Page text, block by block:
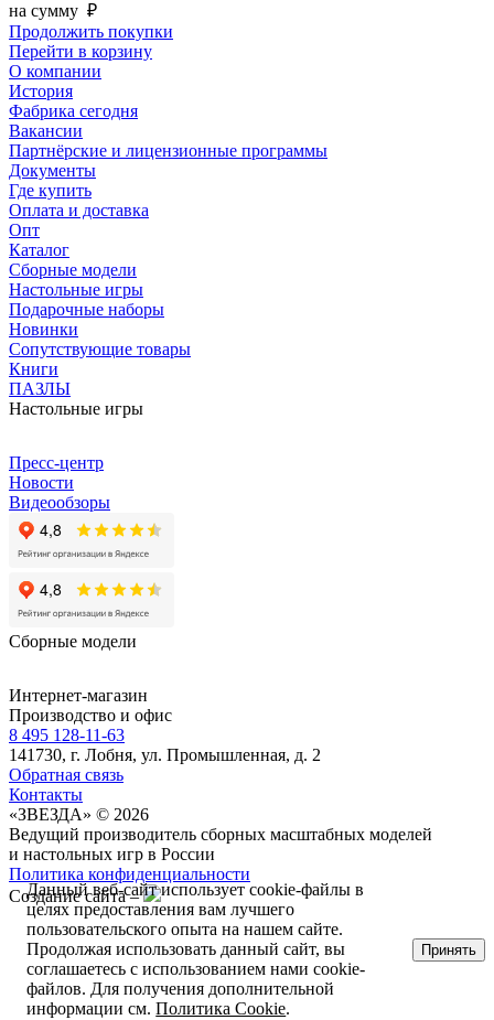
на сумму ₽
Продолжить покупки
Перейти в корзину
О компании
История
Фабрика сегодня
Вакансии
Партнёрские и лицензионные программы
Документы
Где купить
Оплата и доставка
Опт
Каталог
Сборные модели
Настольные игры
Подарочные наборы
Новинки
Сопутствующие товары
Книги
ПАЗЛЫ
Настольные игры
Пресс-центр
Новости
Видеообзоры
Сборные модели
Интернет-магазин
Производство и офис
8 495 128-11-63
141730, г. Лобня, ул. Промышленная, д. 2
Обратная связь
Контакты
«ЗВЕЗДА» © 2026
Ведущий производитель сборных масштабных моделей
и настольных игр в России
Политика конфиденциальности
Создание сайта –
Данный веб-сайт использует cookie-файлы в
целях предоставления вам лучшего
пользовательского опыта на нашем сайте.
Продолжая использовать данный сайт, вы
соглашаетесь с использованием нами cookie-
файлов. Для получения дополнительной
информации см.Политика Cookie.
Принять